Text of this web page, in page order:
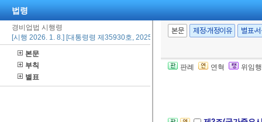
법령
경비업법 시행령
[시행 2026. 1. 8.] [대통령령 제35930호, 2025. 12. 23., 일부개정]
본문
부칙
별표
본문 제정·개정이유 별표·
판례 연혁 위임